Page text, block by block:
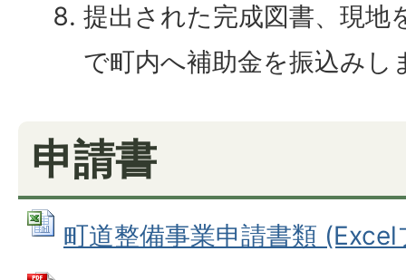
提出された完成図書、現地
で町内へ補助金を振込みし
申請書
町道整備事業申請書類